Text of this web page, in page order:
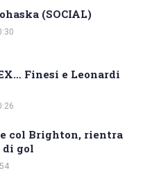
(SOCIAL)
Finesi e Leonardi
col Brighton, rientra
di gol